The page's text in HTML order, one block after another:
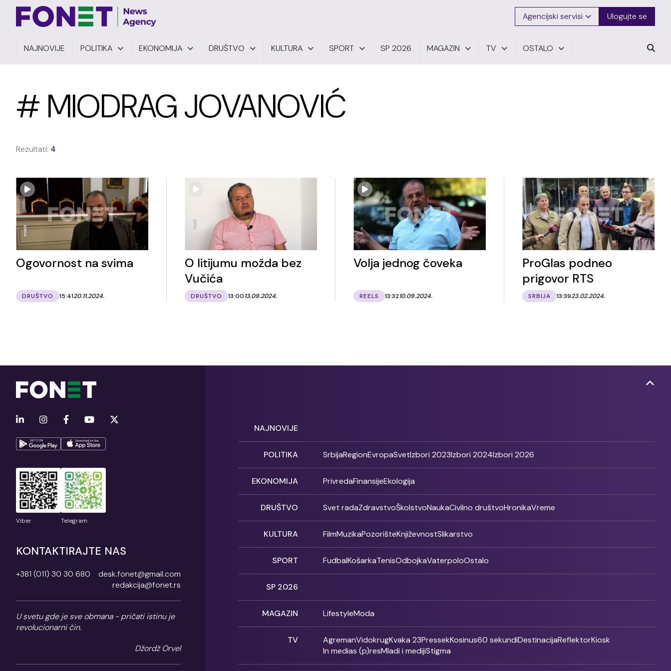
Agencijski servisi Ulogujte se
NAJNOVIJE POLITIKA EKONOMIJA DRUŠTVO KULTURA SPORT SP 2026 MAGAZIN TV OSTALO
# MIODRAG JOVANOVIĆ
Rezultati: 4
Ogovornost na svima
DRUŠTVO 15:4120.11.2024.
O litijumu možda bez
Vučića
DRUŠTVO 13:0013.09.2024.
Volja jednog čoveka
REELS 13:3210.09.2024.
ProGlas podneo
prigovor RTS
SRBIJA 13:3923.02.2024.
Viber Telegram
KONTAKTIRAJTE NAS
+381 (011) 30 30 680
desk.fonet@gmail.com
redakcija@fonet.rs
U svetu gde je sve obmana - pričati istinu je
revolucionarni čin.
Džordž Orvel
NAJNOVIJE
POLITIKA SrbijaRegionEvropaSvetIzbori 2023Izbori 2024Izbori 2026
EKONOMIJA PrivredaFinansijeEkologija
DRUŠTVO Svet radaZdravstvoŠkolstvoNaukaCivilno društvoHronikaVreme
KULTURA FilmMuzikaPozorišteKnjiževnostSlikarstvo
SPORT FudbalKošarkaTenisOdbojkaVaterpoloOstalo
SP 2026
MAGAZIN LifestyleModa
TV AgremanVidokrugKvaka 23PressekKosinus60 sekundiDestinacijaReflektorKiosk
In medias (p)resMladi i medijiStigma